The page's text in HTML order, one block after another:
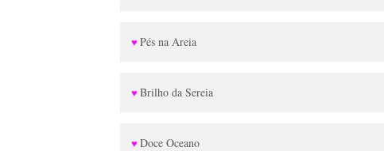
♥ Pés na Areia
♥ Brilho da Sereia
♥ Doce Oceano